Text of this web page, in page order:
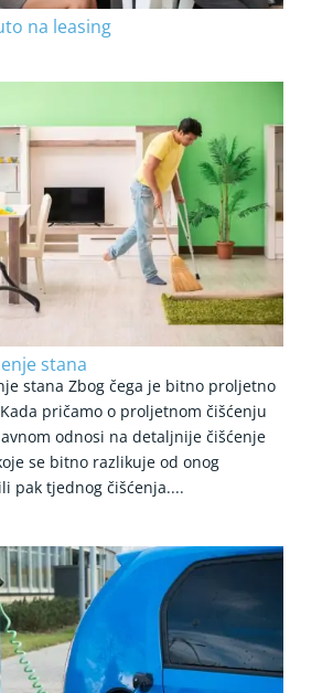
na leasing
stana
stana Zbog čega je bitno proljetno
pričamo o proljetnom čišćenju
odnosi na detaljnije čišćenje
se bitno razlikuje od onog
pak tjednog čišćenja....